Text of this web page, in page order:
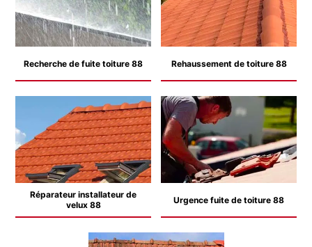
Recherche de fuite toiture 88 Rehaussement de toiture 88
Réparateur installateur de
velux 88
Urgence fuite de toiture 88